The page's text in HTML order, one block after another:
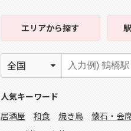
エリアから探す
人気キーワード
居酒屋
和食 焼き鳥 懐石・会